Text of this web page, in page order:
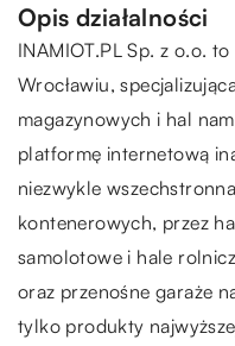
Opis działalności
INAMIOT.PL Sp. z o.o.
Wrocławiu,
magazynowych i hal
platformę internetową
niezwykle
kontenerowych, przez
samolotowe i hale
oraz przenośne garaże
tylko produkty